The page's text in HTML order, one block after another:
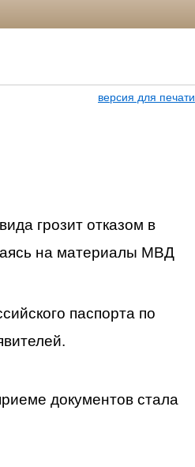
версия для печати
грозит отказом в
на материалы МВД
паспорта по
документов стала